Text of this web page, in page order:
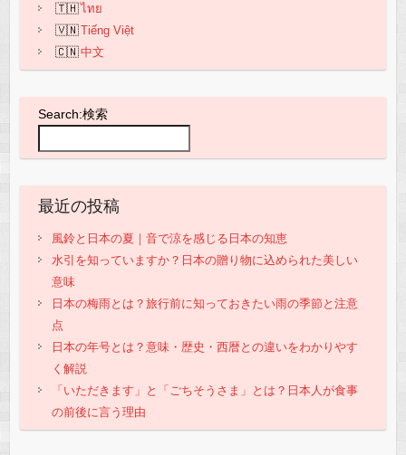
ไทย
Tiếng Việt
中文
Search:検索
最近の投稿
風鈴と日本の夏｜音で涼を感じる日本の知恵
水引を知っていますか？日本の贈り物に込められた美しい
意味
日本の梅雨とは？旅行前に知っておきたい雨の季節と注意
点
日本の年号とは？意味・歴史・西暦との違いをわかりやす
く解説
「いただきます」と「ごちそうさま」とは？日本人が食事
の前後に言う理由